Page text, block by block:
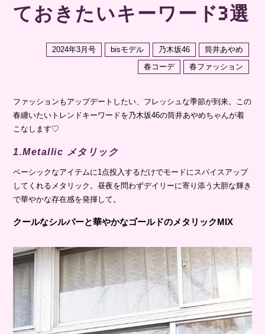
ておきたいキーワード3選
2024年3月号 bisモデル 乃木坂46
筒井あやめ
春コーデ
春ファッション
ファッションもアップデートしたい、フレッシュな季節が到来。この
春纏いたいトレンドキーワードを乃木坂46の筒井あやめちゃんが着
こなします♡
1.Metallic メタリック
ベーシックなアイテムに1点投入するだけでモードにスパイスアップ
してくれるメタリック。昼夜を問わずデイリーに寄り添う大胆な輝き
で華やかな存在感を発揮して。
クールなシルバーと華やかなゴールドのメタリックMIX